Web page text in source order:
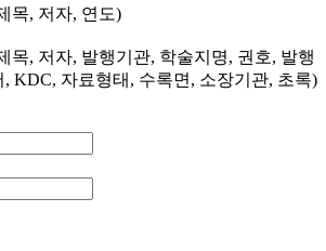
목, 저자, 연도)
목, 저자, 발행기관, 학술지명, 권호, 발행
, KDC, 자료형태, 수록면, 소장기관, 초록)